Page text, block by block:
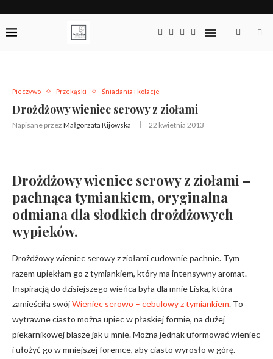
Pieczywo Przekąski Śniadania i kolacje
Drożdżowy wieniec serowy z ziołami
Napisane przez Małgorzata Kijowska 22 kwietnia 2013
Drożdżowy wieniec serowy z ziołami –
pachnąca tymiankiem, oryginalna
odmiana dla słodkich drożdżowych
wypieków.
Drożdżowy wieniec serowy z ziołami cudownie pachnie. Tym
razem upiekłam go z tymiankiem, który ma intensywny aromat.
Inspiracją do dzisiejszego wieńca była dla mnie Liska, która
zamieściła swójWieniec serowo – cebulowy z tymiankiem. To
wytrawne ciasto można upiec w płaskiej formie, na dużej
piekarnikowej blasze jak u mnie. Można jednak uformować wieniec
i ułożyć go w mniejszej foremce, aby ciasto wyrosło w górę.